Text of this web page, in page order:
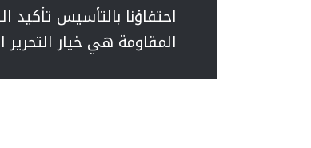
المقاومة هي خيار التحرير